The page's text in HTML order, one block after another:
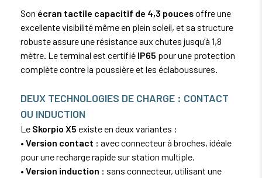
Son écran tactile capacitif de 4,3 poucesoffre une
excellente visibilité même en plein soleil, et sa structure
robuste assure une résistance aux chutes jusqu’à 1,8
mètre. Le terminal est certifié IP65 pour une protection
complète contre la poussière et les éclaboussures.
DEUX TECHNOLOGIES DE CHARGE : CONTACT
OU INDUCTION
Le Skorpio X5 existe en deux variantes :
• Version contact : avec connecteur à broches, idéale
pour une recharge rapide sur station multiple.
• Version induction : sans connecteur, utilisant une